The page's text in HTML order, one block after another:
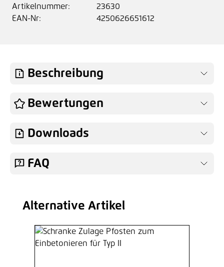
Artikelnummer:
23630
EAN-Nr:
4250626651612
Beschreibung
Bewertungen
Downloads
FAQ
Produktgalerie überspringen
Alternative Artikel